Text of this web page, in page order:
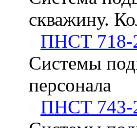
скважину.
ПНСТ 718-
Системы
персонала
ПНСТ 743-